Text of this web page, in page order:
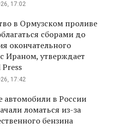
17:02
в Ормузском проливе
сборами до
окончательного
Ираном, утверждает
17:42
автомобили в России
ломаться из-за
бензина